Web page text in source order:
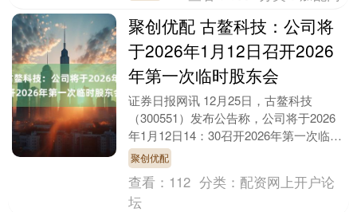
聚创优配 古鳌科技：公司将
于2026年1月12日召开2026
年第一次临时股东会
证券日报网讯 12月25日，古鳌科技
（300551）发布公告称，公司将于2026
年1月12日14：30召开2026年第一次临时
股东会。....
聚创优配
查看： 112 分类： 配资网上开户论
坛